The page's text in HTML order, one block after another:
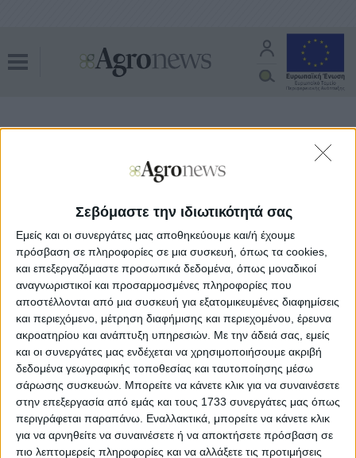
Σεβόμαστε την ιδιωτικότητά σας
Εμείς και οι συνεργάτες μας αποθηκεύουμε και/ή έχουμε
πρόσβαση σε πληροφορίες σε μια συσκευή, όπως τα cookies,
και επεξεργαζόμαστε προσωπικά δεδομένα, όπως μοναδικοί
αναγνωριστικοί και προσαρμοσμένες πληροφορίες που
αποστέλλονται από μια συσκευή για εξατομικευμένες διαφημίσεις
και περιεχόμενο, μέτρηση διαφήμισης και περιεχομένου, έρευνα
ακροατηρίου και ανάπτυξη υπηρεσιών. Με την άδειά σας, εμείς
και οι συνεργάτες μας ενδέχεται να χρησιμοποιήσουμε ακριβή
δεδομένα γεωγραφικής τοποθεσίας και ταυτοποίησης μέσω
σάρωσης συσκευών. Μπορείτε να κάνετε κλικ για να συναινέσετε
στην επεξεργασία από εμάς και τους 1733 συνεργάτες μας όπως
περιγράφεται παραπάνω. Εναλλακτικά, μπορείτε να κάνετε κλικ
για να αρνηθείτε να συναινέσετε ή να αποκτήσετε πρόσβαση σε
πιο λεπτομερείς πληροφορίες και να αλλάξετε τις προτιμήσεις
αδρανείς γαίες
Διεθνή
κίνητρο τις αδρανείς γαίες
ΒΙΒΛΙΟΘΗΚΗ
e-
mail